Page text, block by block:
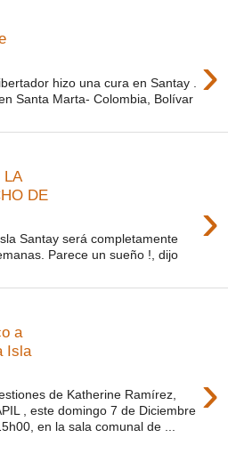
›
hizo una cura en Santay .
Santa Marta- Colombia, Bolívar
LA
DE
›
Santay será completamente
Parece un sueño !, dijo
a
Isla
›
de Katherine Ramírez,
, este domingo 7 de Diciembre
en la sala comunal de ...